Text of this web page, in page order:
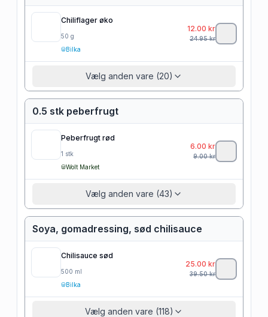
Chiliflager øko
50 g
Bilka
12.00 kr
24.95kr
Vælg anden vare (20)
0.5 stk peberfrugt
Peberfrugt rød
1 stk
Wolt Market
6.00 kr
9.00kr
Vælg anden vare (43)
Soya, gomadressing, sød chilisauce
Chilisauce sød
500 ml
Bilka
25.00 kr
39.50kr
Vælg anden vare (118)